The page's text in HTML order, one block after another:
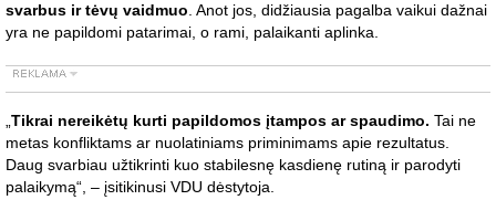
svarbus ir tėvų vaidmuo. Anot jos, didžiausia pagalba vaikui dažnai
yra ne papildomi patarimai, o rami, palaikanti aplinka.
„Tikrai nereikėtų kurti papildomos įtampos ar spaudimo. Tai ne
metas konfliktams ar nuolatiniams priminimams apie rezultatus.
Daug svarbiau užtikrinti kuo stabilesnę kasdienę rutiną ir parodyti
palaikymą“, – įsitikinusi VDU dėstytoja.